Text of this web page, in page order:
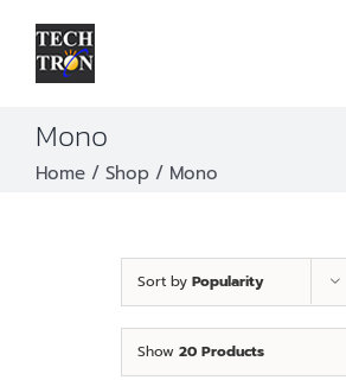
Skip
Mono
Home Shop Mono
Sort by Popularity
Show 20 Products